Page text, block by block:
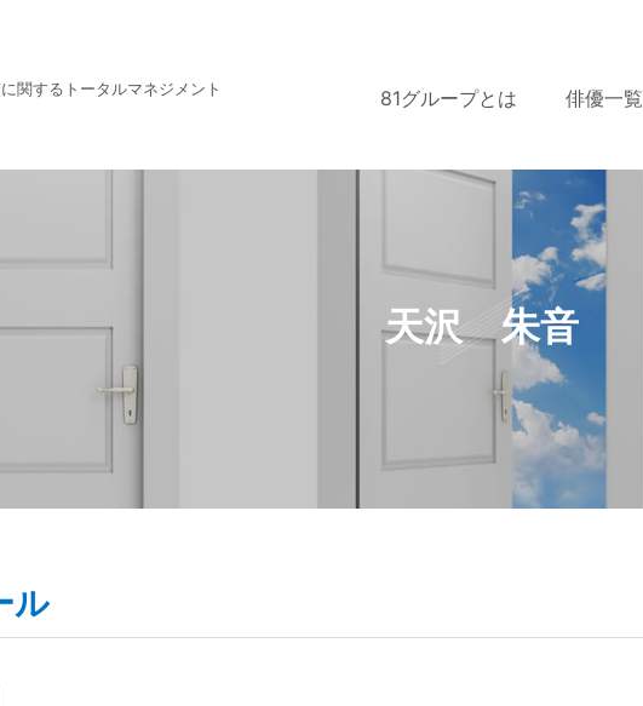
関するトータルマネジメント 81グループとは 俳優一覧
天沢 朱音
ル